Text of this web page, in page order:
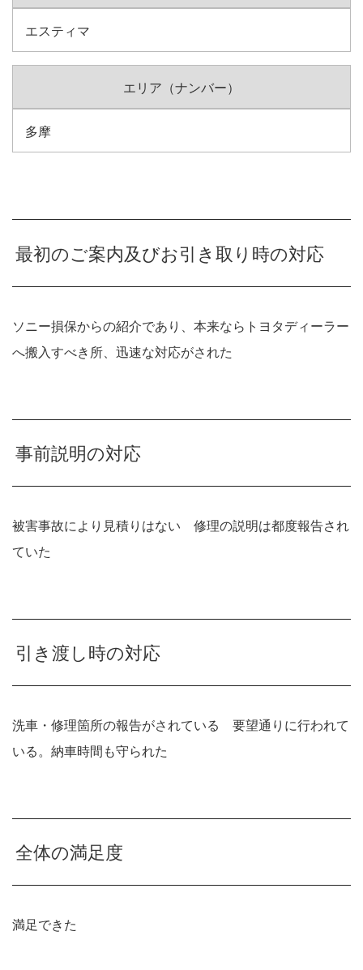
エスティマ
エリア（ナンバー）
多摩
最初のご案内及びお引き取り時の対応
ソニー損保からの紹介であり、本来ならトヨタディーラー
へ搬入すべき所、迅速な対応がされた
事前説明の対応
被害事故により見積りはない 修理の説明は都度報告され
ていた
引き渡し時の対応
洗車・修理箇所の報告がされている 要望通りに行われて
いる。納車時間も守られた
全体の満足度
満足できた